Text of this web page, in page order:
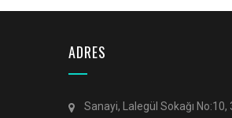
ADRES
Sanayi, Lalegül Sokağı No:10,